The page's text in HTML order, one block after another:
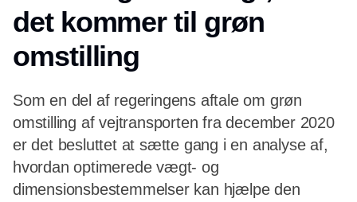
det kommer til grøn
omstilling
Som en del af regeringens aftale om grøn
omstilling af vejtransporten fra december 2020
er det besluttet at sætte gang i en analyse af,
hvordan optimerede vægt- og
dimensionsbestemmelser kan hjælpe den